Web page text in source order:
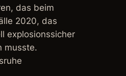
das beim
2020, das
explosionssicher
musste.